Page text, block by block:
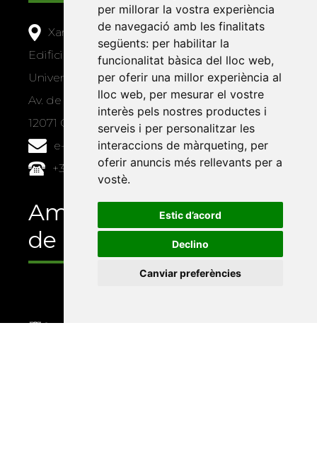
per millorar la vostra experiència
de navegació amb les finalitats
següents: per habilitar la
funcionalitat bàsica del lloc web,
per oferir una millor experiència al
lloc web, per mesurar el vostre
interès pels nostres productes i
serveis i per personalitzar les
interaccions de màrqueting, per
oferir anuncis més rellevants per a
vostè.
Estic d’acord
Declino
Canviar preferències
Xarxa Vives d'Universitats
Edifici Àgora
Universitat Jaume I, local 10
Av. de Vicent Sos Baynat, s/n
12071 Castelló de la Plana
e-buc@vives.org
+34 964 72 89 93
Amb el suport
de